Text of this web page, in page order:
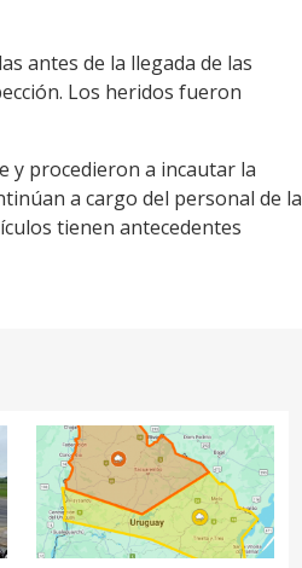
antes de la llegada de las
Los heridos fueron
y procedieron a incautar la
a cargo del personal de la
tienen antecedentes